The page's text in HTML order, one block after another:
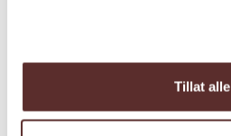
Tillat alle
Inspirasjon